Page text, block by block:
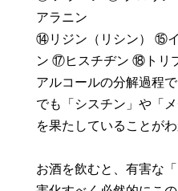
アラニン
⑭リジン（リシン） ⑮
ン ⑰ヒスチヂン ⑱トリ
アルコールの分解過程
でも「シスチン」や「
を果たしていることがわ
お酒を飲むと、有害な